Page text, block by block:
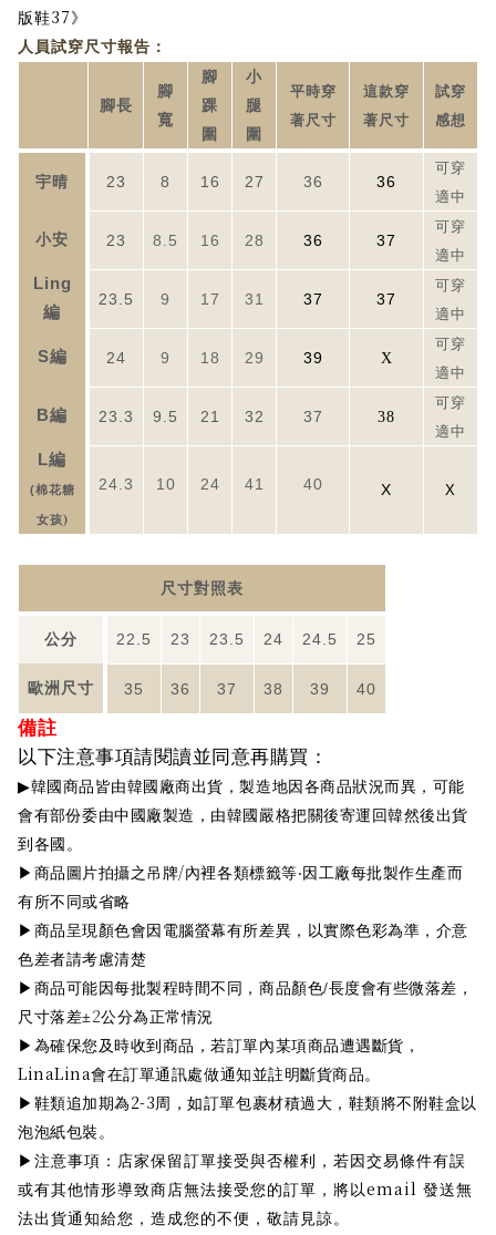
版鞋37》
人員試穿尺寸報告：
腳長
腳
寬
腳
踝
圍
小
腿
圍
平時穿
著尺寸
這款穿
著尺寸
試穿
感想
宇晴 23 8 16 27 36 36
可穿
適中
小安 23 8.5 16 28 36 37
可穿
適中
Ling
編
23.5 9 17 31 37 37
可穿
適中
S編 24 9 18 29 39 X
可穿
適中
B編 23.3 9.5 21 32 37 38
可穿
適中
L編
(棉花糖
女孩)
24.3 10 24 41 40 X X
尺寸對照表
公分 22.5 23 23.5 24 24.5 25
歐洲尺寸 35 36 37 38 39 40
備註
以下注意事項請閱讀並同意再購買：
▶韓國商品皆由韓國廠商出貨，製造地因各商品狀況而異，可能
會有部份委由中國廠製造，由韓國嚴格把關後寄運回韓然後出貨
到各國。
▶ 商品圖片拍攝之吊牌/內裡各類標籤等‧因工廠每批製作生產而
有所不同或省略
▶ 商品呈現顏色會因電腦螢幕有所差異，以實際色彩為準，介意
色差者請考慮清楚
▶ 商品可能因每批製程時間不同，商品顏色/長度會有些微落差，
尺寸落差±2公分為正常情況
▶ 為確保您及時收到商品，若訂單內某項商品遭遇斷貨，
LinaLina會在訂單通訊處做通知並註明斷貨商品。
▶ 鞋類追加期為2-3周，如訂單包裹材積過大，鞋類將不附鞋盒以
泡泡紙包裝。
▶ 注意事項：店家保留訂單接受與否權利，若因交易條件有誤
或有其他情形導致商店無法接受您的訂單，將以email 發送無
法出貨通知給您，造成您的不便，敬請見諒。